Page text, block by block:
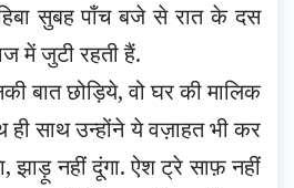
सुबह पाँच बजे से रात के दस
में जुटी रहती हैं.
बात छोड़िये, वो घर की मालिक
ही साथ उन्होंने ये वज़ाहत भी कर
झाड़ू नहीं दूंगा. ऐश ट्रे साफ़ नहीं